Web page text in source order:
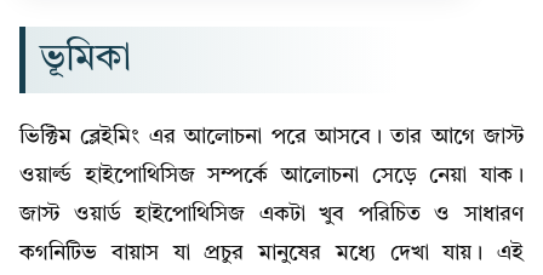
ভূমিকা
ভিক্টিম ব্লেইমিং এর আলোচনা পরে আসবে। তার আগে জাস্ট
ওয়ার্ল্ড হাইপোথিসিজ সম্পর্কে আলোচনা সেড়ে নেয়া যাক।
জাস্ট ওয়ার্ড হাইপোথিসিজ একটা খুব পরিচিত ও সাধারণ
কগনিটিভ বায়াস যা প্রচুর মানুষের মধ্যে দেখা যায়। এই